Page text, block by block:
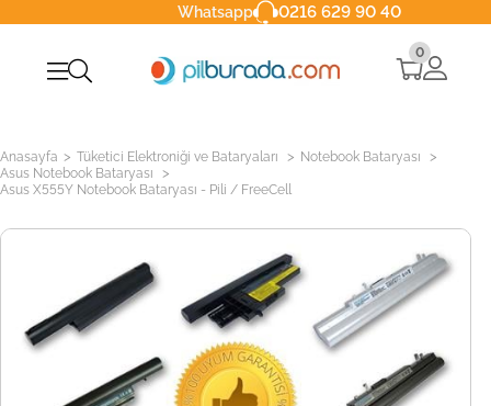
Whatsapp 0216 629 90 40
0
Anasayfa > Tüketici Elektroniği ve Bataryaları > Notebook Bataryası >
Asus Notebook Bataryası >
Asus X555Y Notebook Bataryası - Pili / FreeCell